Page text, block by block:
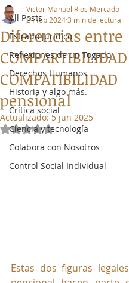
All Posts
Estrado Jurídico
Reflexiones de un Togado
Derechos Humanos
Historia y algo más.
Crítica social
Ciencia y tecnología
Colabora con Nosotros
Control Social Individual
Diferencias entre
COMPATIBILIDAD
pensional
Victor Manuel Rios Mercado
24 feb 20243 min de lectura
Actualizado:5 jun 2025
Obtuvo NaN de 5 estrellas.
Estas dos figuras